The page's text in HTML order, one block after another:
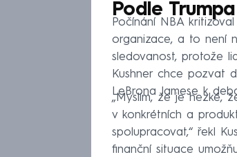
Podle
Počínání NBA
organizace, a to není
sledovanost, protože
Kushner chce pozvat
LeBrona Jamese k
„Myslím, že je hezké,
v konkrétních a
spolupracovat,“ řekl
finanční situace